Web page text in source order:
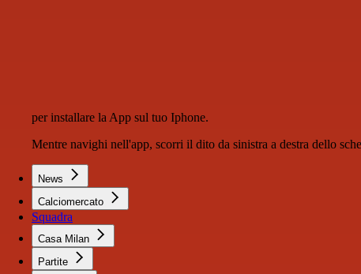
per installare la App sul tuo Iphone.
Mentre navighi nell'app, scorri il dito da sinistra a destra dello
News
Calciomercato
Squadra
Casa Milan
Partite